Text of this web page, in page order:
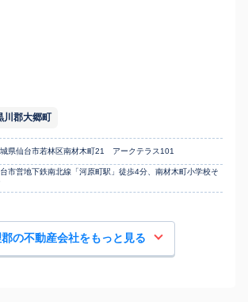
川郡大郷町
県仙台市若林区南材木町21 アークテラス101
市営地下鉄南北線「河原町駅」徒歩4分、南材木町小学校そ
の不動産会社をもっと見る